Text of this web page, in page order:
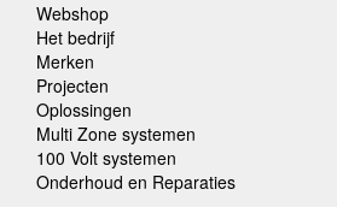
Webshop
Het bedrijf
Merken
Projecten
Oplossingen
Multi Zone systemen
100 Volt systemen
Onderhoud en Reparaties